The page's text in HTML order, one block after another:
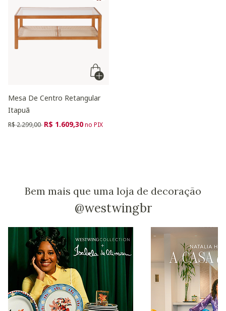
Mesa De Centro Retangular
Itapuã
Preço reduzido de
R$ 2.299,00 para
R$ 1.609,30no PIX
Bem mais que uma loja de decoração
@westwingbr